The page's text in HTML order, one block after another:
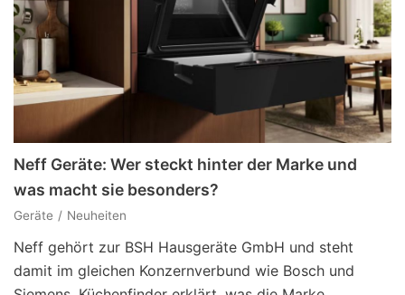
Neff Geräte: Wer steckt hinter der Marke und
was macht sie besonders?
Geräte Neuheiten
Neff gehört zur BSH Hausgeräte GmbH und steht
damit im gleichen Konzernverbund wie Bosch und